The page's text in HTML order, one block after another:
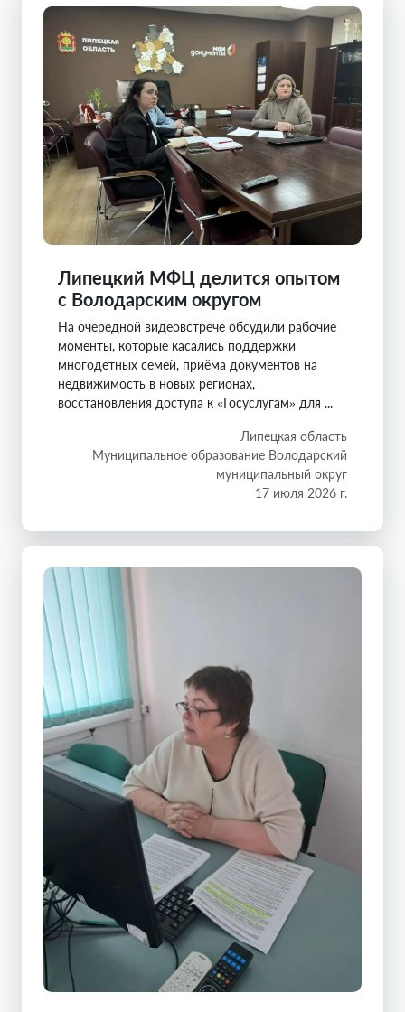
Липецкий МФЦ делится опытом
с Володарским округом
На очередной видеовстрече обсудили рабочие
моменты, которые касались поддержки
многодетных семей, приёма документов на
недвижимость в новых регионах,
восстановления доступа к «Госуслугам» для ...
Липецкая область
Муниципальное образование Володарский
муниципальный округ
17 июля 2026 г.